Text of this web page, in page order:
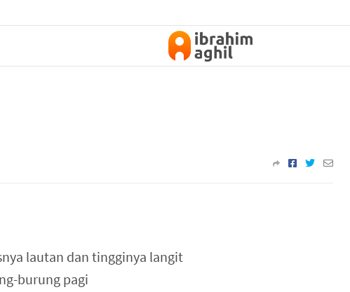
lautan dan tingginya langit
burung pagi